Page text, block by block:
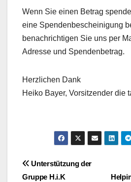
Wenn Sie einen Betrag
eine Spendenbescheinigung
benachrichtigen Sie uns per
Adresse und Spendenbetrag.
Herzlichen Dank
Heiko Bayer, Vorsitzender die
Unterstützung der
Gruppe H.i.K